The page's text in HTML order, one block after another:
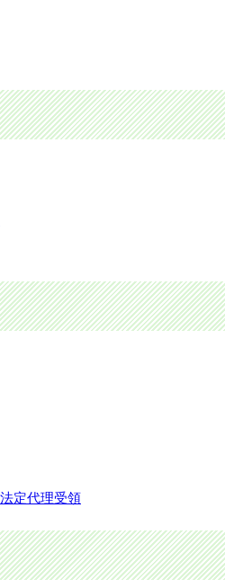
定代理受領